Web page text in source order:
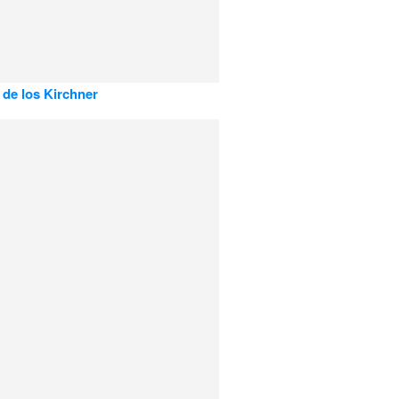
los Kirchner